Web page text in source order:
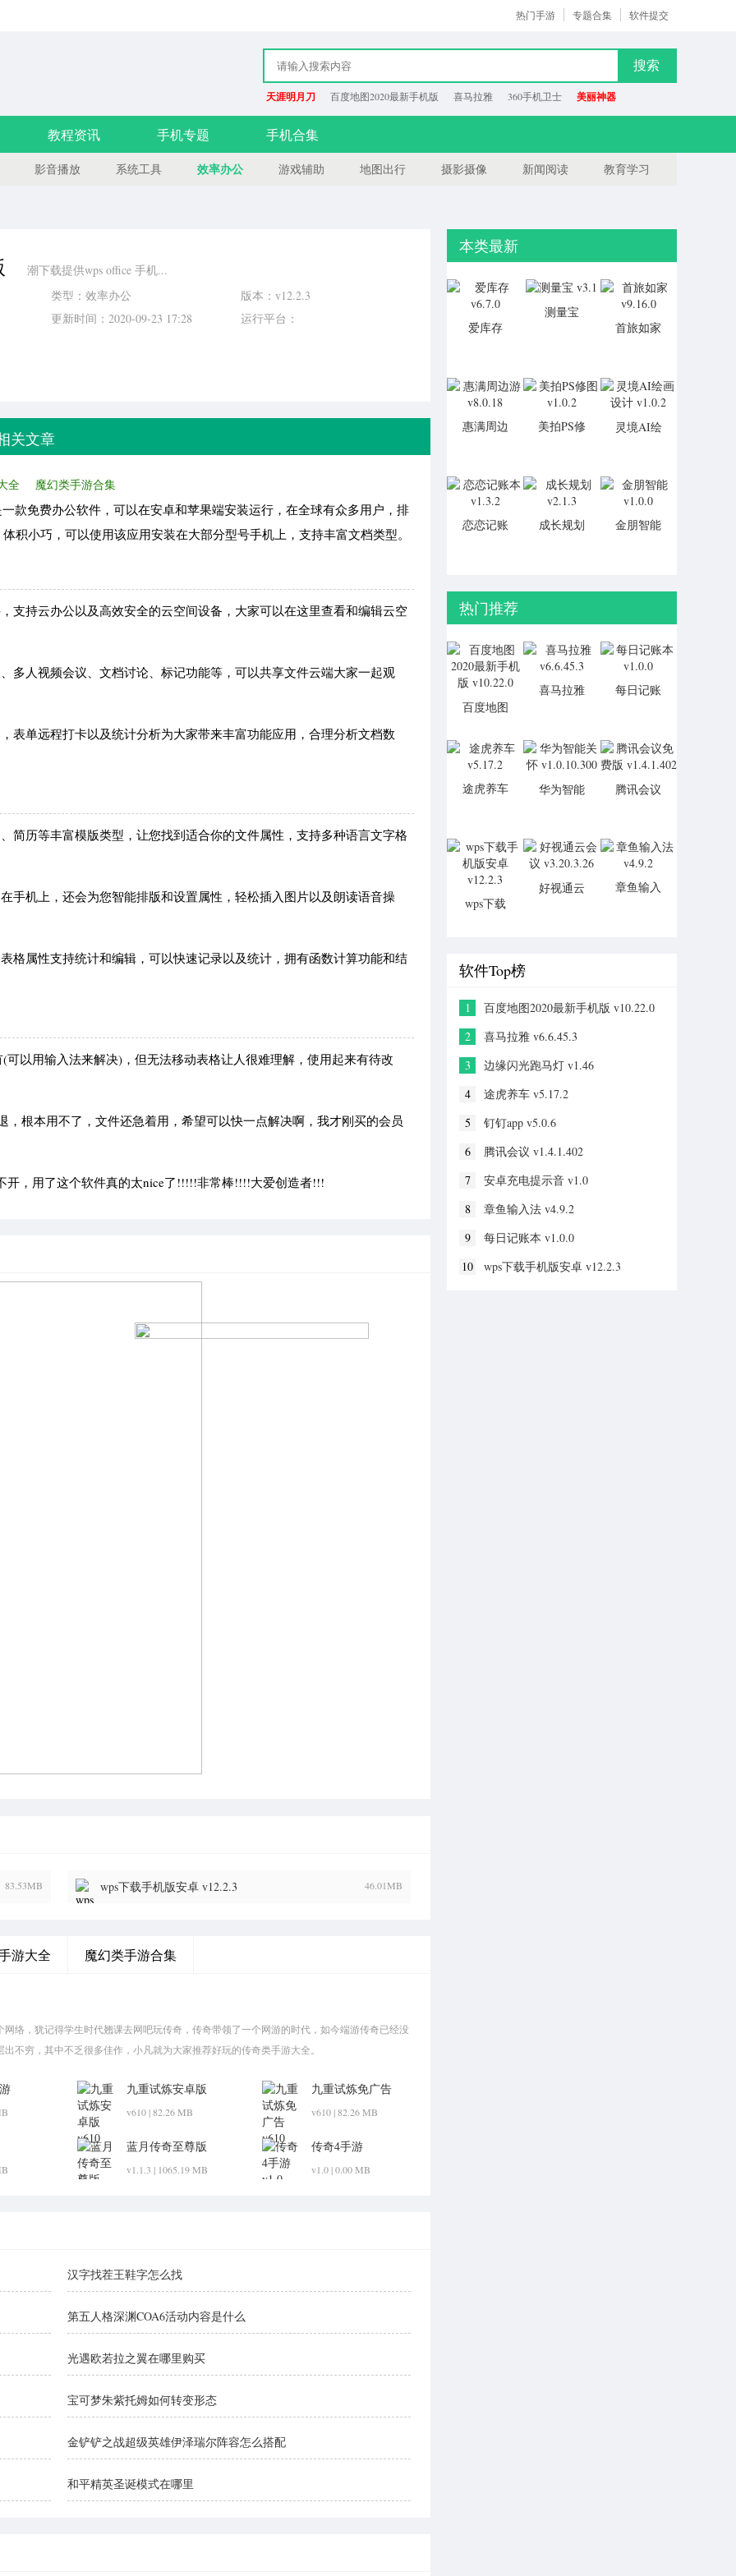
软件提交
专题合集
热门手游
搜索
天涯明月刀 百度地图2020最新手机版 喜马拉雅 360手机卫士 美丽神器
教程资讯 手机专题 手机合集
影音播放 系统工具 效率办公 游戏辅助 地图出行 摄影摄像 新闻阅读 教育学习
潮下载提供wps office 手机...
类型：效率办公
版本：v12.2.3
更新时间：2020-09-23 17:28
运行平台：
关文章
全 魔幻类手游合集
款免费办公软件，可以在安卓和苹果端安装运行，在全球有众多用户，排
积小巧，可以使用该应用安装在大部分型号手机上，支持丰富文档类型。
支持云办公以及高效安全的云空间设备，大家可以在这里查看和编辑云空
多人视频会议、文档讨论、标记功能等，可以共享文件云端大家一起观
表单远程打卡以及统计分析为大家带来丰富功能应用，合理分析文档数
简历等丰富模版类型，让您找到适合你的文件属性，支持多种语言文字格
手机上，还会为您智能排版和设置属性，轻松插入图片以及朗读语音操
格属性支持统计和编辑，可以快速记录以及统计，拥有函数计算功能和结
以用输入法来解决)，但无法移动表格让人很难理解，使用起来有待改
根本用不了，文件还急着用，希望可以快一点解决啊，我才刚买的会员
开，用了这个软件真的太nice了!!!!!非常棒!!!!大爱创造者!!!
83.53MB wps下载手机版安卓 v12.2.3 46.01MB
游大全 魔幻类手游合集
络，犹记得学生时代翘课去网吧玩传奇，传奇带领了一个网游的时代，如今端游传奇已经没
不穷，其中不乏很多佳作，小凡就为大家推荐好玩的传奇类手游大全。
九重试炼安卓版
v610 | 82.26 MB
九重试炼免广告
v610 | 82.26 MB
蓝月传奇至尊版
v1.1.3 | 1065.19 MB
传奇4手游
v1.0 | 0.00 MB
汉字找茬王鞋字怎么找
第五人格深渊COA6活动内容是什么
光遇欧若拉之翼在哪里购买
宝可梦朱紫托姆如何转变形态
金铲铲之战超级英雄伊泽瑞尔阵容怎么搭配
和平精英圣诞模式在哪里
本类最新
爱库存
测量宝
首旅如家
惠满周边
美拍PS修
灵境AI绘
恋恋记账
成长规划
金朋智能
热门推荐
百度地图
手机版
v10.22.0
喜马拉雅
每日记账
途虎养车
华为智能
腾讯会议
wps下载
好视通云
章鱼输入
软件Top榜
1
百度地图2020最新手机版 v10.22.0
2
喜马拉雅 v6.6.45.3
3
边缘闪光跑马灯 v1.46
4
途虎养车 v5.17.2
5
钉钉app v5.0.6
6
腾讯会议 v1.4.1.402
7
安卓充电提示音 v1.0
8
章鱼输入法 v4.9.2
9
每日记账本 v1.0.0
10
wps下载手机版安卓 v12.2.3